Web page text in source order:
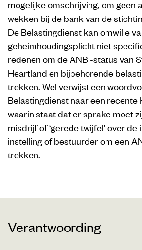
mogelijke omschrijving, om geen
wekken bij de bank van de
De Belastingdienst kan omwille
geheimhoudingsplicht niet
redenen om de ANBI-status van
Heartland en bijbehorende
trekken. Wel verwijst een
Belastingdienst naar een recente
waarin staat dat er sprake moet
misdrijf of ‘gerede twijfel’ over
instelling of bestuurder om een
trekken.
Verantwoording